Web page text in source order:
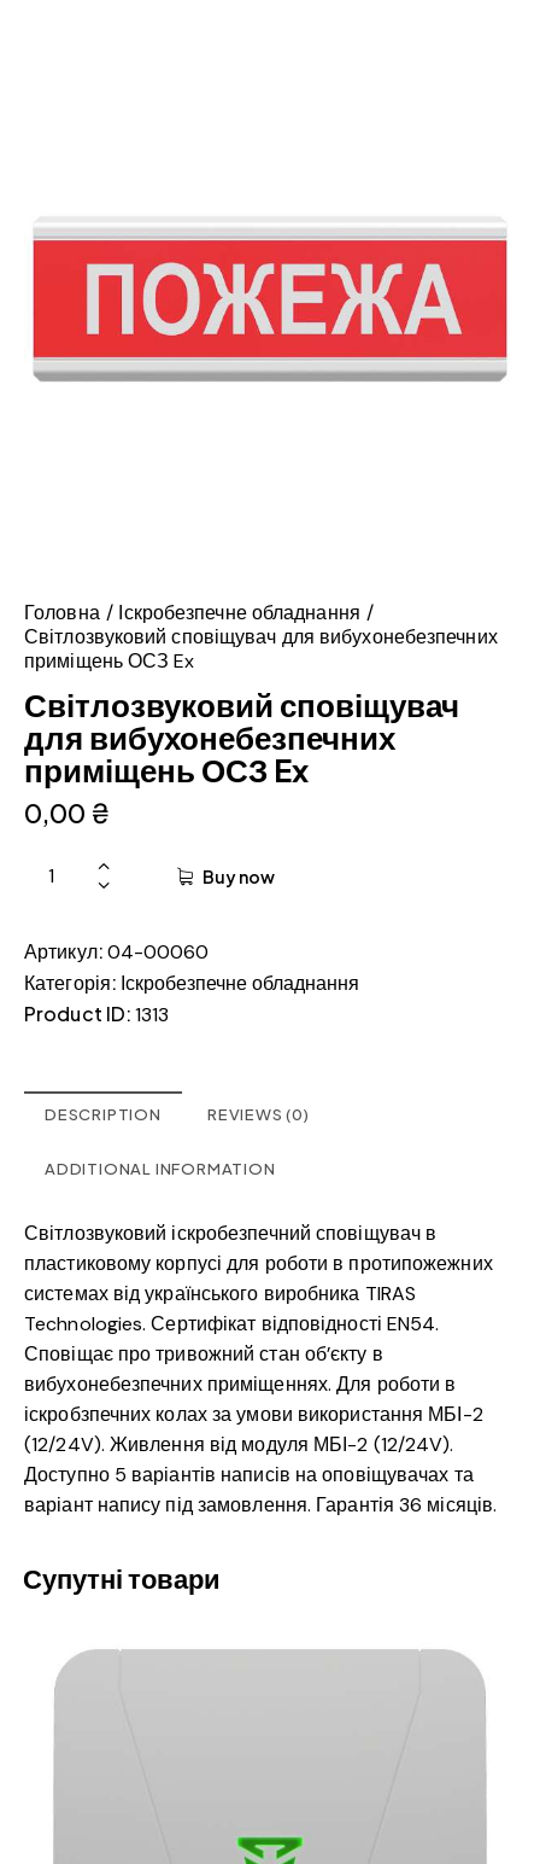
Головна
Іскробезпечне обладнання
Світлозвуковий сповіщувач для вибухонебезпечних
приміщень ОСЗ Ex
Світлозвуковий сповіщувач
для вибухонебезпечних
приміщень ОСЗ Ex
0,00 ₴
Buy now
Артикул:04-00060
Категорія: Іскробезпечне обладнання
Product ID:1313
DESCRIPTION REVIEWS (0)
ADDITIONAL INFORMATION
Світлозвуковий іскробезпечний сповіщувач в
пластиковому корпусі для роботи в протипожежних
системах від українського виробника TIRAS
Technologies. Сертифікат відповідності EN54.
Сповіщає про тривожний стан об’єкту в
вибухонебезпечних приміщеннях. Для роботи в
іскробзпечних колах за умови використання МБІ-2
(12/24V). Живлення від модуля МБІ-2 (12/24V).
Доступно 5 варіантів написів на оповіщувачах та
варіант напису під замовлення. Гарантія 36 місяців.
Супутні товари